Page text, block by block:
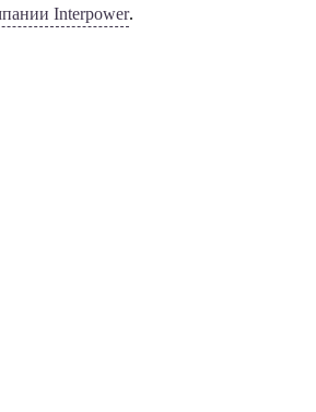
Interpower.